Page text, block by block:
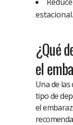
estacional.
¿Qué
el
Una de
tipo de
el